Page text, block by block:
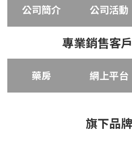
公司簡介 公司活動
專業銷售客
藥房 網上平台
旗下品牌